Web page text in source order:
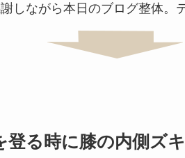
しながら本日のブログ整体。
登る時に膝の内側ズ